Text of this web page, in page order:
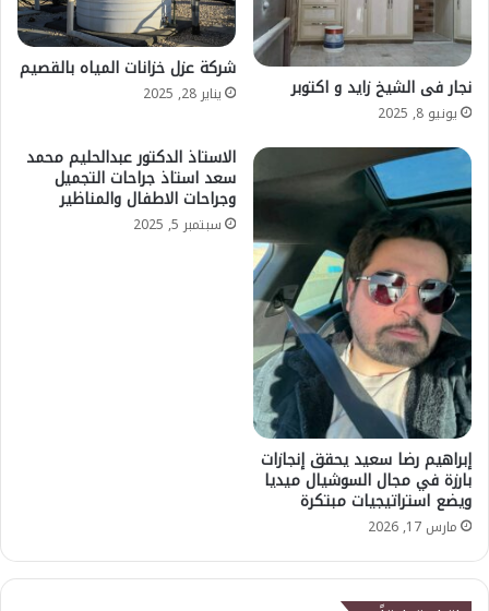
نجار فى الشيخ زايد و اكتوبر
يونيو 8, 2025
شركة عزل خزانات المياه بالقصيم
يناير 28, 2025
إبراهيم رضا سعيد يحقق إنجازات
بارزة في مجال السوشيال ميديا
ويضع استراتيجيات مبتكرة
مارس 17, 2026
الاستاذ الدكتور عبدالحليم محمد
سعد استاذ جراحات التجميل
وجراحات الاطفال والمناظير
سبتمبر 5, 2025